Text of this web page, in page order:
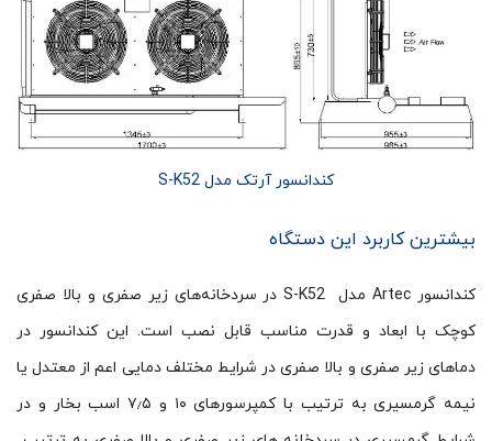
کندانسور آرتک مدل S-K52
بیشترین کاربرد این دستگاه
کندانسور Artec مدل S-K52 در سردخانه‌های زیر صفری و بالا صفری
کوچک با ابعاد و قدرت مناسب قابل نصب است. این کندانسور در
دماهای زیر صفری و بالا صفری در شرایط مختلف دمایی اعم از معتدل یا
نیمه گرمسیری به ترتیب با کمپرسورهای ۱۰ و ۷٫۵ اسب بخار و در